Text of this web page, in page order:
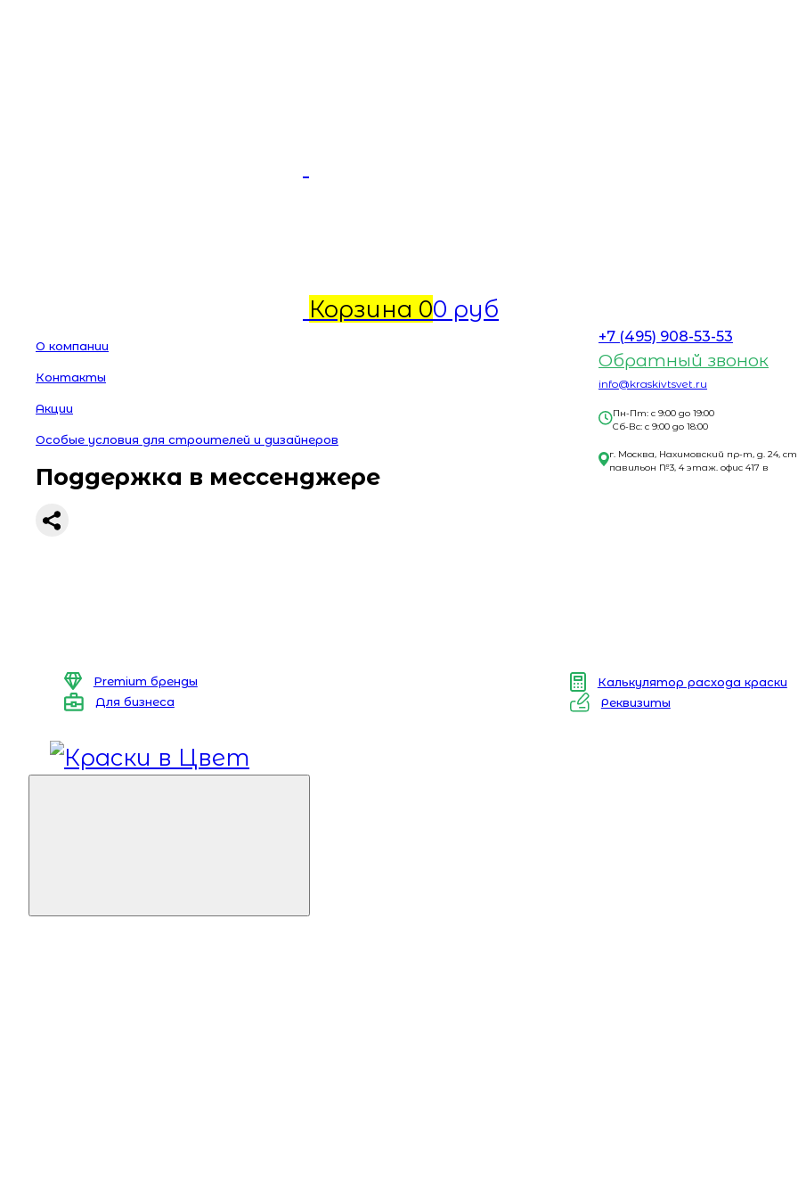
Корзина 00 руб
О компании
Контакты
Акции
Особые условия для строителей и дизайнеров
Поддержка в мессенджере
+7 (495) 908-53-53
Обратный звонок
info@kraskivtsvet.ru
Пн-Пт: с 9:00 до 19:00
Сб-Вс: с 9:00 до 18:00
г. Москва, Нахимовский пр-т, д. 24,
павильон №3, 4 этаж. офис 417 в
Premium бренды
Калькулятор расхода краски
Для бизнеса
Реквизиты